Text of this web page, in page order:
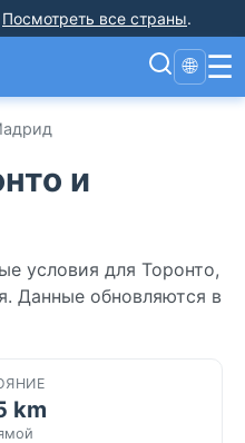
Посмотреть все страны.
🌐 ☰
и
условия для Торонто,
Данные обновляются в
km